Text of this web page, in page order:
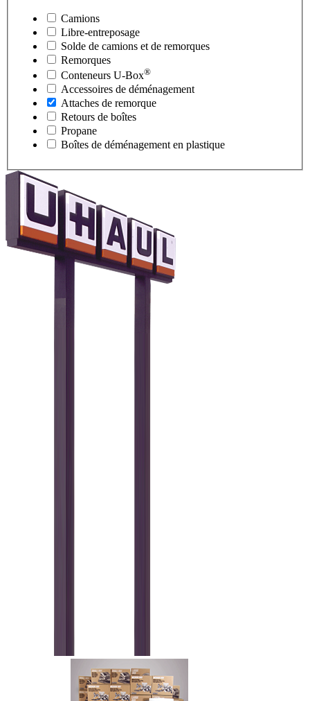
Camions
Libre-entreposage
Solde de camions et de remorques
Remorques
Conteneurs U-Box®
Accessoires de déménagement
Attaches de remorque
Retours de boîtes
Propane
Boîtes de déménagement en plastique